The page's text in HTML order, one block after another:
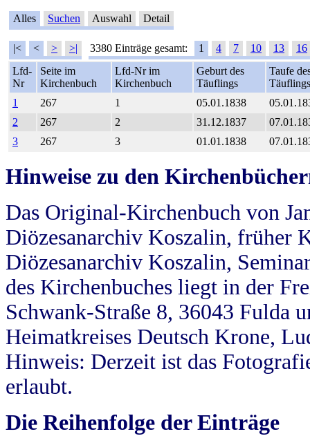
Alles Suchen Auswahl Detail
|< < > >| 3380 Einträge gesamt: 1 4 7 10 13
16
Lfd-
Nr
Seite im
Kirchenbuch
Lfd-Nr im
Kirchenbuch
Geburt des
Täuflings
Taufe
Täuflings
1
267 1 05.01.1838
2
267 2 31.12.1837
3
267 3 01.01.1838
Hinweise zu den
Das Original-Kirchenbuch von
Diözesanarchiv Koszalin, früher
Diözesanarchiv Koszalin,
des Kirchenbuches liegt in der
Schwank-Straße 8, 36043 Fulda
Heimatkreises Deutsch Krone,
Hinweis: Derzeit ist das
erlaubt.
Die Reihenfolge der Einträge